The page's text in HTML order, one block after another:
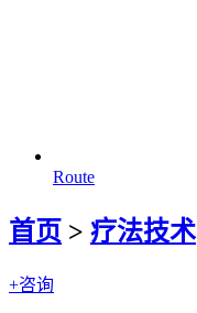
Route
首页 > 疗法技术
+咨询